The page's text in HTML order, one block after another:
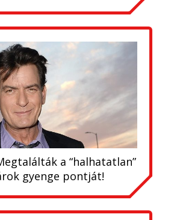
a “halhatatlan”
gyenge pontját!